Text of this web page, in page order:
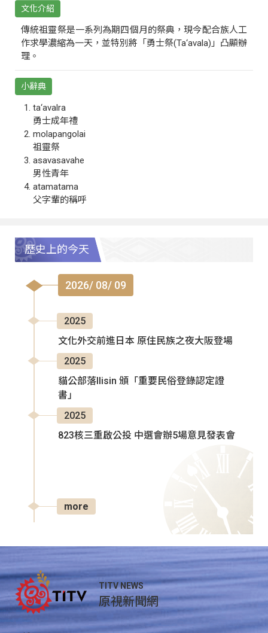
文化介紹
傳統祖靈祭是一系列為期四個月的祭典，現今配合族人工
作求學濃縮為一天，並特別將「勇士祭(Ta‘avala)」凸顯辦
理。
小辭典
ta‘avalra
勇士成年禮
molapangolai
祖靈祭
asavasavahe
男性青年
atamatama
父字輩的稱呼
歷史上的今天
2026/ 08/ 09
2025
文化外交前進日本 原住民族之夜大阪登場
2025
貓公部落Ilisin 頒「重要民俗登錄認定證
書」
2025
823核三重啟公投 中選會辦5場意見發表會
more
TITV NEWS
原視新聞網